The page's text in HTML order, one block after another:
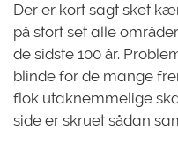
Der er kort sagt sket
på stort set alle
de sidste 100 år.
blinde for de mange
flok utaknemmelige
side er skruet sådan